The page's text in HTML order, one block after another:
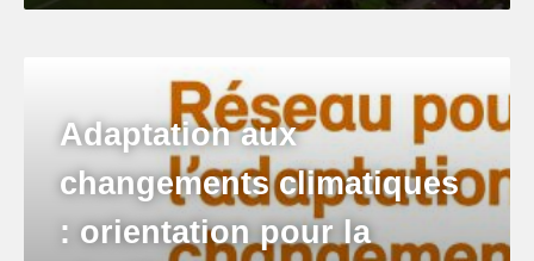
Adaptation aux
changements climatiques
: orientation pour la